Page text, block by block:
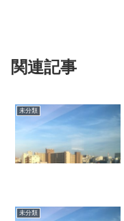
関連記事
未分類
未分類